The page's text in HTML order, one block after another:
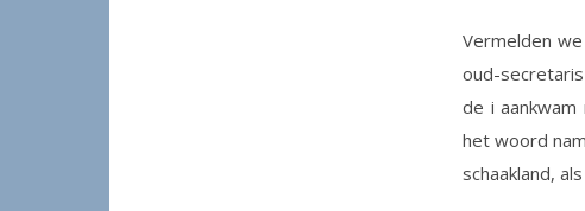
Vermelden
oud-
de i
het woord
schaakland,